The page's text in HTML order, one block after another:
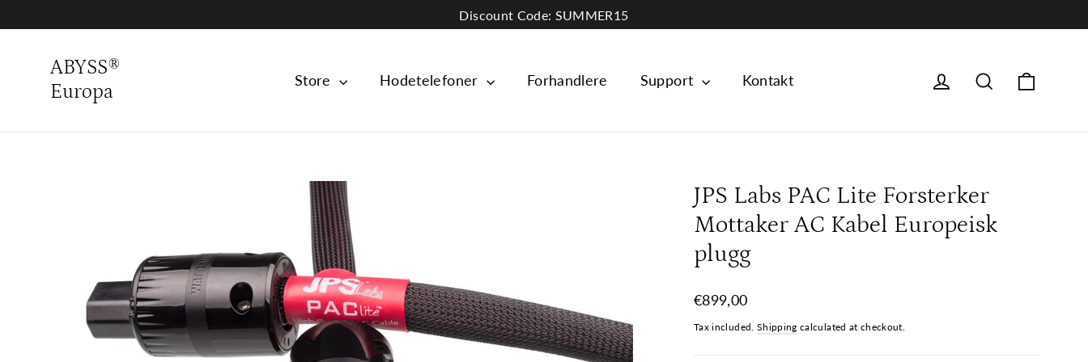
Discount Code: SUMMER15
ABYSS®
Europa
Store Hodetelefoner Forhandlere Support Kontakt logg på Søk
JPS Labs PAC Lite Forsterker
Mottaker AC Kabel Europeisk
plugg
Regular
€899,00
Tax included. Shipping calculated at checkout.